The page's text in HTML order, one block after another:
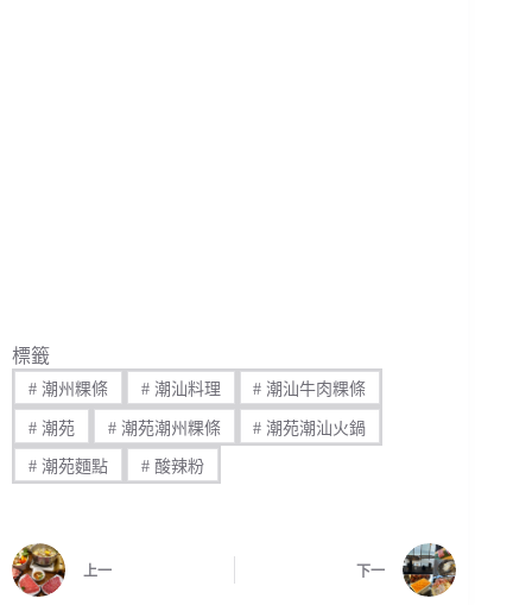
標籤
#潮州粿條 #潮汕料理 # 潮汕牛肉粿條
#潮苑 #潮苑潮州粿條 # 潮苑潮汕火鍋
#潮苑麵點 #酸辣粉
上一 下一